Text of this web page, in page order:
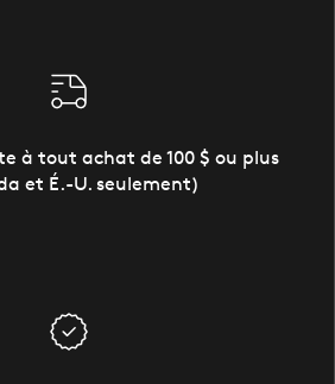
à tout achat de 100 $ ou plus
et É.-U. seulement)